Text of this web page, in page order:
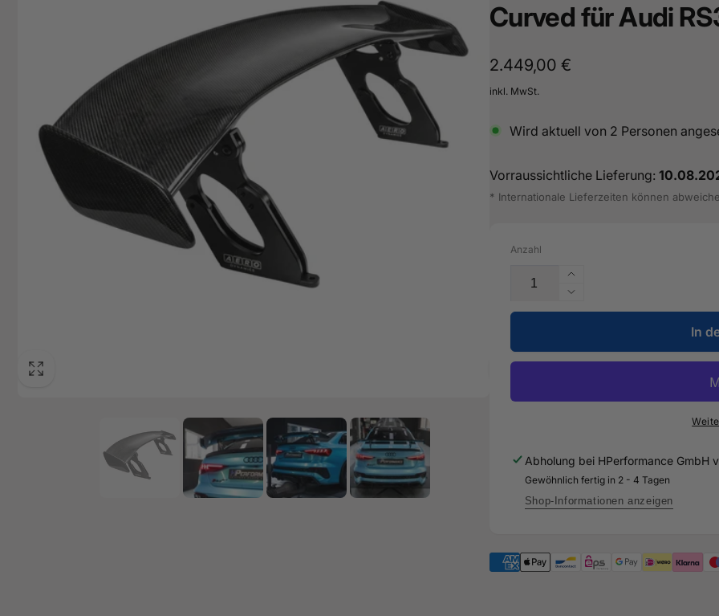
Curved für Audi
Normaler
Preis
2.449,00 €
inkl. MwSt.
Wird aktuell von 2 Personen
Vorraussichtliche Lieferung:
* Internationale Lieferzeiten können
Anzahl
Erhöhe
die
Menge
Carbon
Heckflügel
Heckspoiler
für
Audi
RS3
Limousine
Verringere
die
für
Carbon
/
Curved
für
Audi
Facelift
-
In
Abholung bei HPerformance GmbH
Gewöhnlich fertig in 2 - 4 Tagen
Shop-Informationen anzeigen
+4962916487601